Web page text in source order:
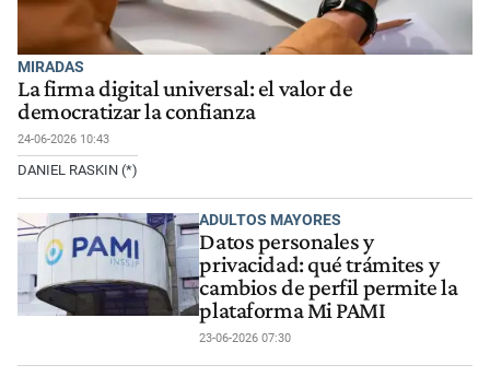
MIRADAS
La firma digital universal: el valor de
democratizar la confianza
24-06-2026 10:43
DANIEL RASKIN (*)
ADULTOS MAYORES
Datos personales y
privacidad: qué trámites y
cambios de perfil permite la
plataforma Mi PAMI
23-06-2026 07:30